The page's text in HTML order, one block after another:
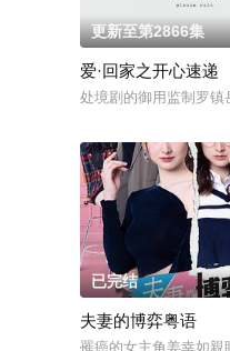
更新至第2866集
爱·回家之开心速递
处境剧的御用监制罗镇
已完结
夫妻的博弈粤语
罹癌的女主角姜幸如親